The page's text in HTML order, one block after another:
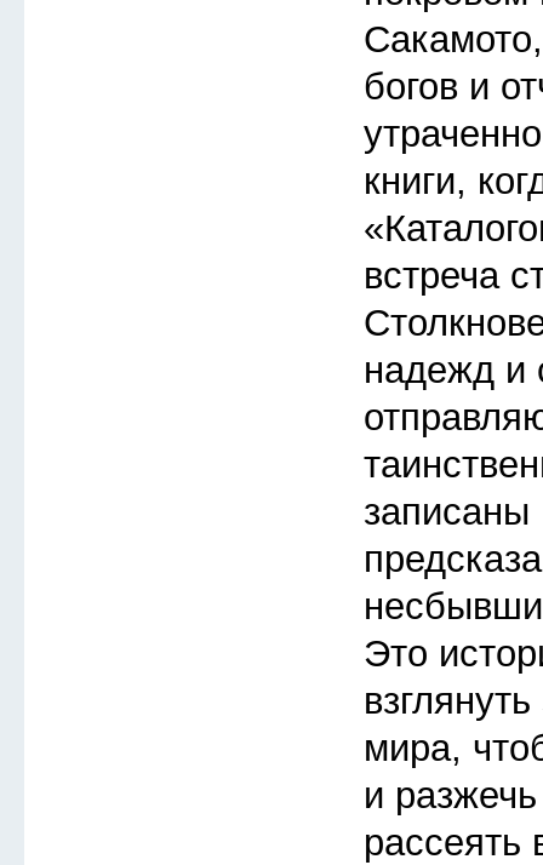
богов и
книги,
встреча
надежд и
записаны
Это
мира,
и
рассеять